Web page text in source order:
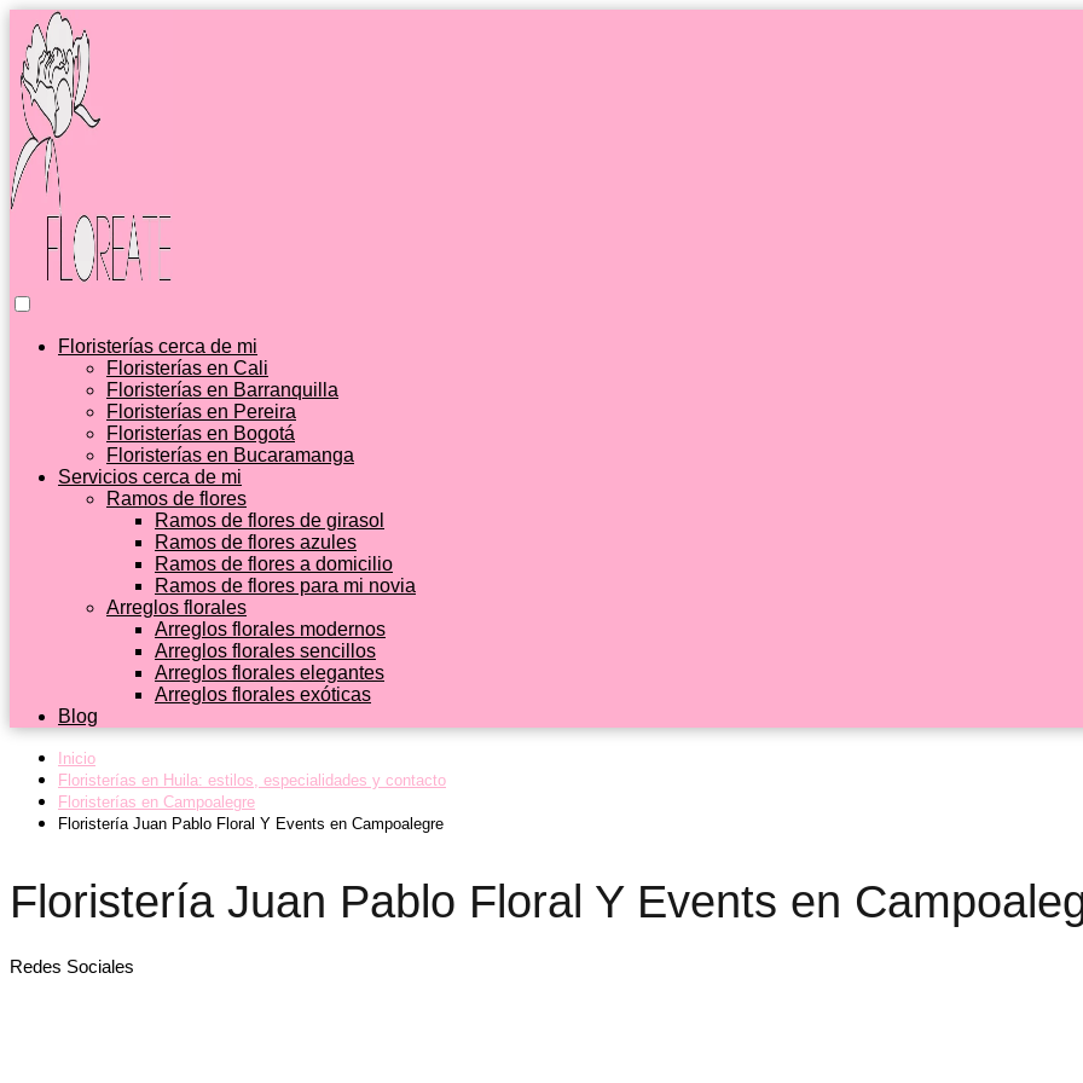
Floristerías cerca de mi
Floristerías en Cali
Floristerías en Barranquilla
Floristerías en Pereira
Floristerías en Bogotá
Floristerías en Bucaramanga
Servicios cerca de mi
Ramos de flores
Ramos de flores de girasol
Ramos de flores azules
Ramos de flores a domicilio
Ramos de flores para mi novia
Arreglos florales
Arreglos florales modernos
Arreglos florales sencillos
Arreglos florales elegantes
Arreglos florales exóticas
Blog
Inicio
Floristerías en Huila: estilos, especialidades y contacto
Floristerías en Campoalegre
Floristería Juan Pablo Floral Y Events en Campoalegre
Floristería Juan Pablo Floral Y Events en
Redes Sociales